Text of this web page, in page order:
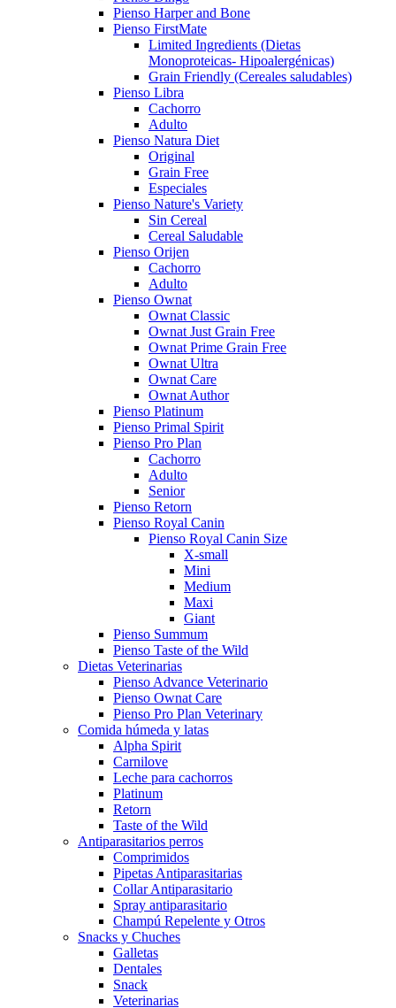
Pienso Harper and Bone
Pienso FirstMate
Limited Ingredients (Dietas
Monoproteicas- Hipoalergénicas)
Grain Friendly (Cereales saludables)
Pienso Libra
Cachorro
Adulto
Pienso Natura Diet
Original
Grain Free
Especiales
Pienso Nature's Variety
Sin Cereal
Cereal Saludable
Pienso Orijen
Cachorro
Adulto
Pienso Ownat
Ownat Classic
Ownat Just Grain Free
Ownat Prime Grain Free
Ownat Ultra
Ownat Care
Ownat Author
Pienso Platinum
Pienso Primal Spirit
Pienso Pro Plan
Cachorro
Adulto
Senior
Pienso Retorn
Pienso Royal Canin
Pienso Royal Canin Size
X-small
Mini
Medium
Maxi
Giant
Pienso Summum
Pienso Taste of the Wild
Dietas Veterinarias
Pienso Advance Veterinario
Pienso Ownat Care
Pienso Pro Plan Veterinary
Comida húmeda y latas
Alpha Spirit
Carnilove
Leche para cachorros
Platinum
Retorn
Taste of the Wild
Antiparasitarios perros
Comprimidos
Pipetas Antiparasitarias
Collar Antiparasitario
Spray antiparasitario
Champú Repelente y Otros
Snacks y Chuches
Galletas
Dentales
Snack
Veterinarias